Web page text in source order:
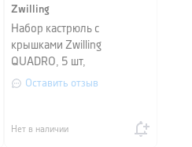
Zwilling
Набор кастрюль с
крышками Zwilling
QUADRO, 5 шт,
серебристый
Оставить отзыв
Нет в наличии